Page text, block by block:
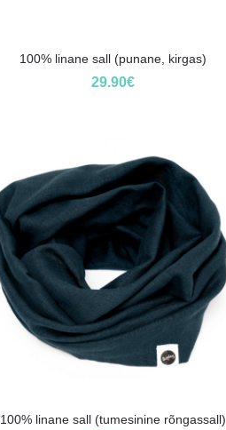
100% linane sall (punane, kirgas)
29.90€
100% linane sall (tumesinine rõngassall)